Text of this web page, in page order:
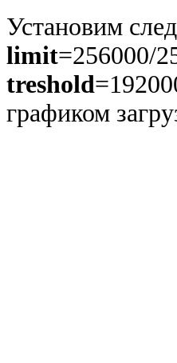
Установим
limit=256000/
treshold
графиком